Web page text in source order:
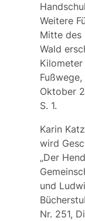
Weitere
Mitte des
Wald
Oktober
S. 1.
Karin
wird
„Der
und
Nr. 251,